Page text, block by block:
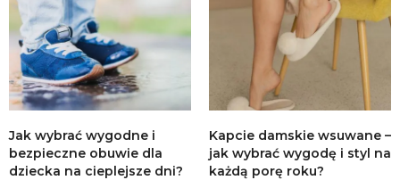
Jak wybrać wygodne i
bezpieczne obuwie dla
dziecka na cieplejsze dni?
Kapcie damskie wsuwane –
jak wybrać wygodę i styl na
każdą porę roku?